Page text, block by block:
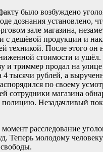
было возбуждено
дознания установлено,
зале магазина,
с дешёвой продукции и
техникой. После этого он
стоимости и
и триммер продал на
4 тысячи рублей, а
по своему
сотрудники магазина
полицию. Незадачливый
расследование
Теперь молодому